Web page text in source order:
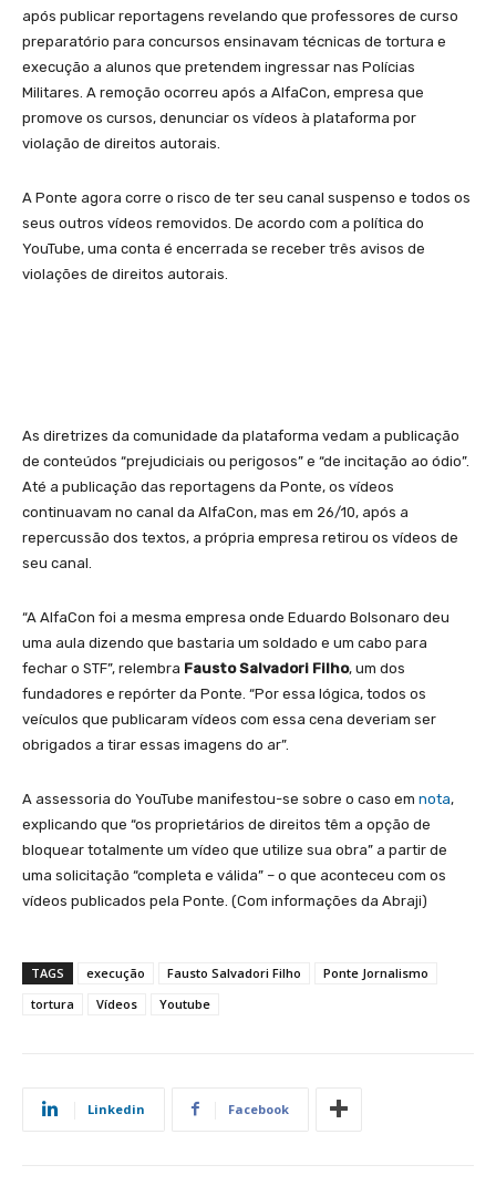
após publicar reportagens revelando que professores de curso
preparatório para concursos ensinavam técnicas de tortura e
execução a alunos que pretendem ingressar nas Polícias
Militares. A remoção ocorreu após a AlfaCon, empresa que
promove os cursos, denunciar os vídeos à plataforma por
violação de direitos autorais.
A Ponte agora corre o risco de ter seu canal suspenso e todos os
seus outros vídeos removidos. De acordo com a política do
YouTube, uma conta é encerrada se receber três avisos de
violações de direitos autorais.
As diretrizes da comunidade da plataforma vedam a publicação
de conteúdos “prejudiciais ou perigosos” e “de incitação ao ódio”.
Até a publicação das reportagens da Ponte, os vídeos
continuavam no canal da AlfaCon, mas em 26/10, após a
repercussão dos textos, a própria empresa retirou os vídeos de
seu canal.
“A AlfaCon foi a mesma empresa onde Eduardo Bolsonaro deu
uma aula dizendo que bastaria um soldado e um cabo para
fechar o STF”, relembra Fausto Salvadori Filho, um dos
fundadores e repórter da Ponte. “Por essa lógica, todos os
veículos que publicaram vídeos com essa cena deveriam ser
obrigados a tirar essas imagens do ar”.
A assessoria do YouTube manifestou-se sobre o caso em nota,
explicando que “os proprietários de direitos têm a opção de
bloquear totalmente um vídeo que utilize sua obra” a partir de
uma solicitação “completa e válida” – o que aconteceu com os
vídeos publicados pela Ponte. (Com informações da Abraji)
TAGS execução Fausto Salvadori Filho
Ponte Jornalismo
tortura
Vídeos Youtube
Linkedin Facebook